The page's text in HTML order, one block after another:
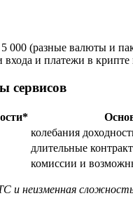
(разные валюты и
и платежи в крипте
сервисов
колебания
длительные
комиссии и
и неизменная